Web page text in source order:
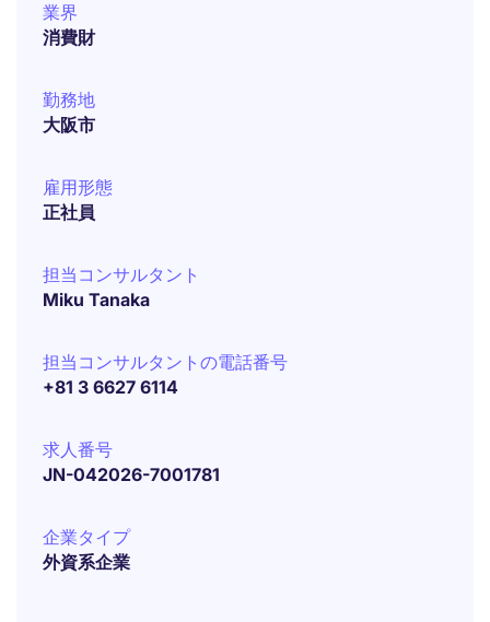
業界
消費財
勤務地
大阪市
雇用形態
正社員
担当コンサルタント
Miku Tanaka
担当コンサルタントの電話番号
+81 3 6627 6114
求人番号
JN-042026-7001781
企業タイプ
外資系企業